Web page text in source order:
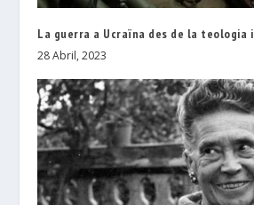
La guerra a Ucraïna des de la teologia
28 Abril, 2023